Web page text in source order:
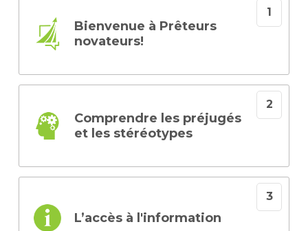
Bienvenue à Prêteurs
novateurs!
Comprendre les préjugés
et les stéréotypes
L’accès à l'information